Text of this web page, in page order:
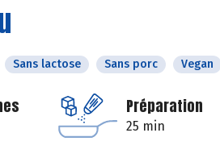
Sans lactose Sans porc Vegan
Préparation
25 min